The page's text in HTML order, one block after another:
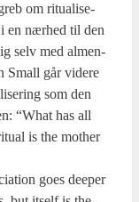
om ritu­a­li­se­
en nær­hed til den
selv med almen­
Small går vide­re
som den
“What has all
is the mot­her
goes dee­per